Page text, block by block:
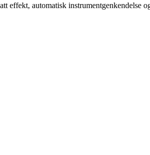
effekt, automatisk instrumentgenkendelse